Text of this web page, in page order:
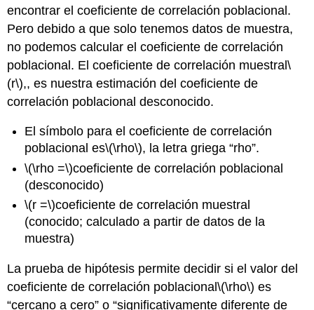
encontrar el coeficiente de correlación poblacional.
Pero debido a que solo tenemos datos de muestra,
no podemos calcular el coeficiente de correlación
poblacional. El coeficiente de correlación muestral\
(r\),, es nuestra estimación del coeficiente de
correlación poblacional desconocido.
El símbolo para el coeficiente de correlación
poblacional es\(\rho\), la letra griega “rho”.
\(\rho =\)coeficiente de correlación poblacional
(desconocido)
\(r =\)coeficiente de correlación muestral
(conocido; calculado a partir de datos de la
muestra)
La prueba de hipótesis permite decidir si el valor del
coeficiente de correlación poblacional\(\rho\) es
“cercano a cero” o “significativamente diferente de